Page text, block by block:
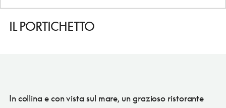
IL PORTICHETTO
In collina e con vista sul mare, un grazioso ristorante